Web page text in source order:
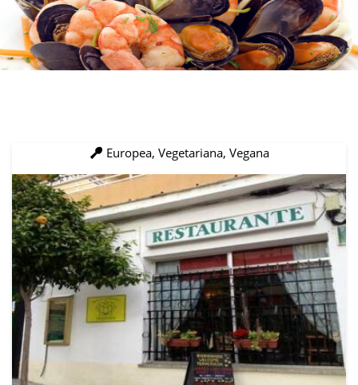
Europea, Vegetariana, Vegana